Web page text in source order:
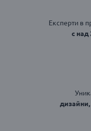
Експерти в
с над